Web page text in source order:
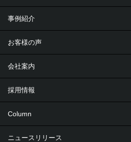
事例紹介
お客様の声
会社案内
採用情報
Column
ニュースリリース